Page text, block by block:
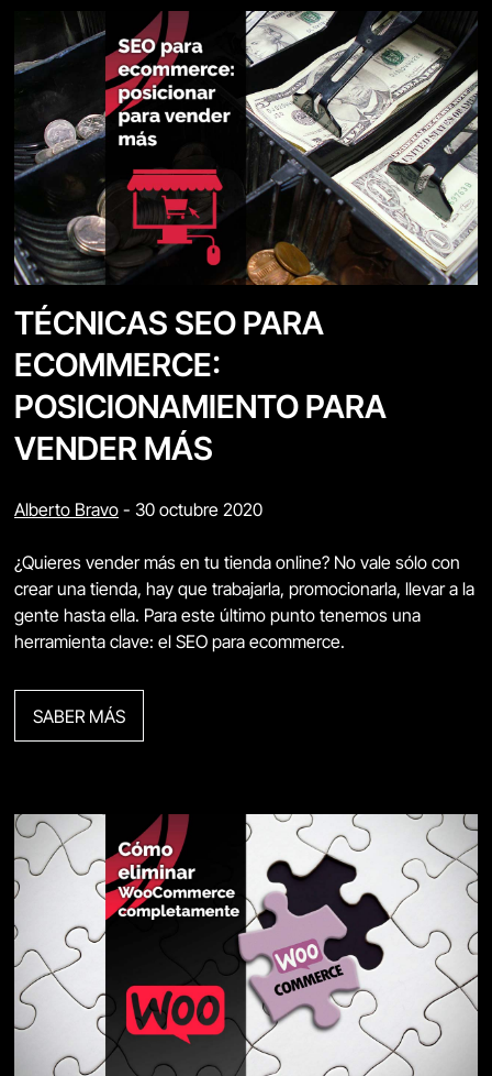
TÉCNICAS SEO PARA
ECOMMERCE:
POSICIONAMIENTO PARA
VENDER MÁS
Alberto Bravo - 30 octubre 2020
¿Quieres vender más en tu tienda online? No vale sólo con
crear una tienda, hay que trabajarla, promocionarla, llevar a la
gente hasta ella. Para este último punto tenemos una
herramienta clave: el SEO para ecommerce.
SABER MÁS